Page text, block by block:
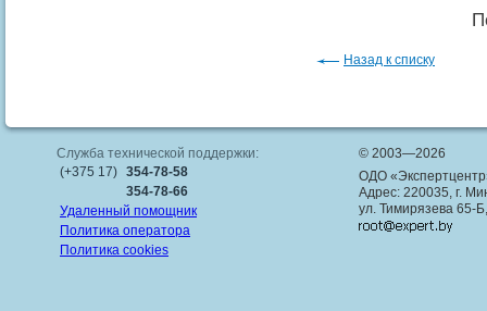
Назад к списку
Служба технической поддержки:
(+375 17) 354-78-58
354-78-66
Удаленный помощник
Политика оператора
Политика cookies
© 2003—2026
ОДО
Адрес: 220035, г.
ул. Тимирязева 65-